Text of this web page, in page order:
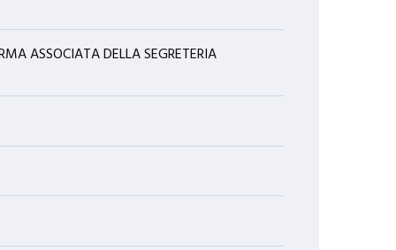
ASSOCIATA DELLA SEGRETERIA